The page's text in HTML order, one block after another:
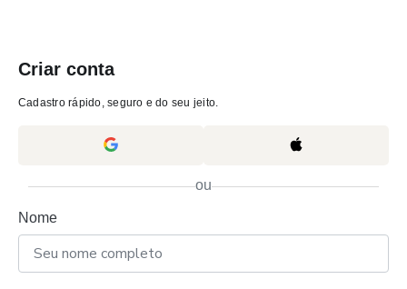
Criar conta
Cadastro rápido, seguro e do seu jeito.
ou
Nome